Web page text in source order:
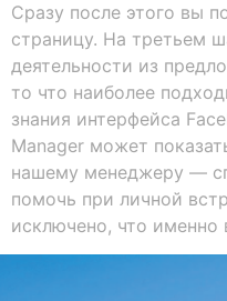
Сразу после этого вы
страницу. На третьем
деятельности из
то что наиболее
знания интерфейса
Manager может
нашему менеджеру —
помочь при личной
исключено, что